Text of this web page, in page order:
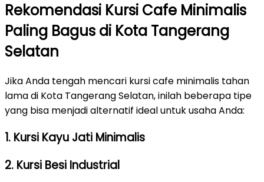
Rekomendasi Kursi Cafe Minimalis
Paling Bagus di Kota Tangerang
Selatan
Jika Anda tengah mencari kursi cafe minimalis tahan
lama di Kota Tangerang Selatan, inilah beberapa tipe
yang bisa menjadi alternatif ideal untuk usaha Anda:
1. Kursi Kayu Jati Minimalis
2. Kursi Besi Industrial